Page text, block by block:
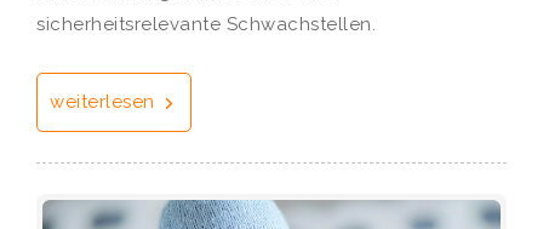
sicherheitsrelevante Schwachstellen.
weiterlesen